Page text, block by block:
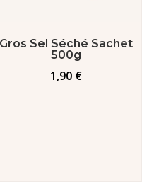
Gros Sel Séché Sachet
500g
1,90 €